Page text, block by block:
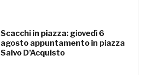
Scacchi in piazza: giovedì 6
agosto appuntamento in piazza
Salvo D’Acquisto